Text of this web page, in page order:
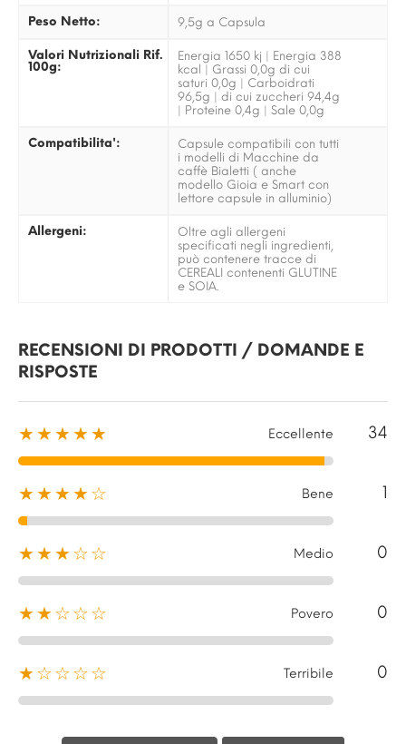
Peso Netto: 9,5g a Capsula
Valori Nutrizionali Rif.
100g:
Energia 1650 kj | Energia 388
kcal | Grassi 0,0g di cui
saturi 0,0g | Carboidrati
96,5g | di cui zuccheri 94,4g
| Proteine 0,4g | Sale 0,0g
Compatibilita':
Capsule compatibili con tutti
i modelli di Macchine da
caffè Bialetti ( anche
modello Gioia e Smart con
lettore capsule in alluminio)
Allergeni:
Oltre agli allergeni
specificati negli ingredienti,
può contenere tracce di
CEREALI contenenti GLUTINE
e SOIA.
RECENSIONI DI PRODOTTI / DOMANDE E
RISPOSTE
★★★★★ Eccellente 34
★★★★☆ Bene 1
★★★☆☆ Medio 0
★★☆☆☆ Povero 0
★☆☆☆☆ Terribile 0